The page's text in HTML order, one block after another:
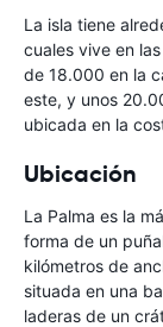
La isla tiene
cuales vive en
de 18.000 en la
este, y unos
ubicada en la
Ubicación
La Palma es la
forma de un
kilómetros de
situada en una
laderas de un